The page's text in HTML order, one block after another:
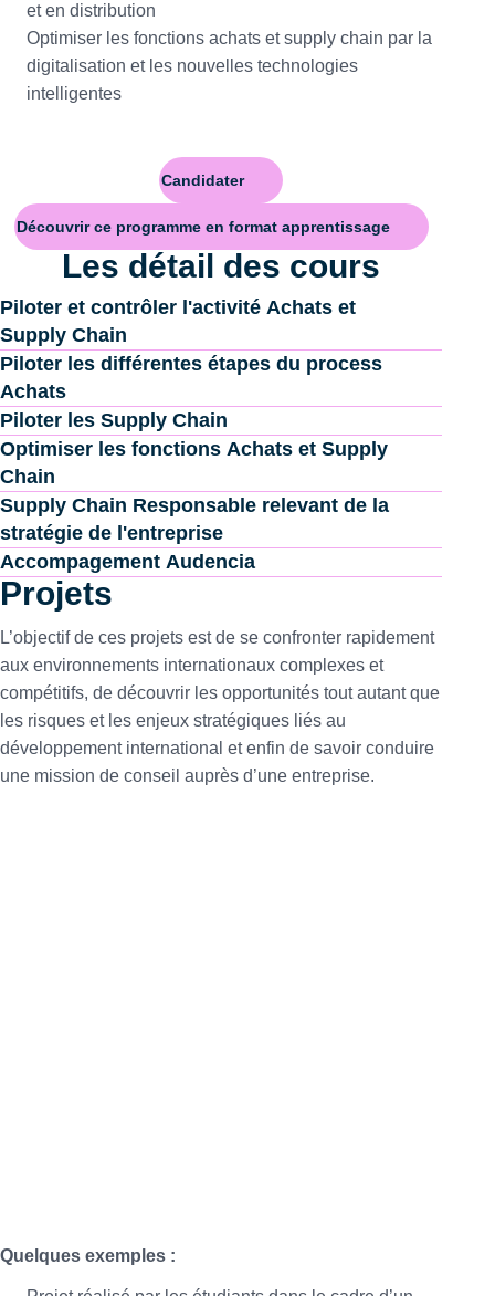
et en distribution
Optimiser les fonctions achats et supply chain par la
digitalisation et les nouvelles technologies
intelligentes
Candidater
Découvrir ce programme en format apprentissage
Les détail des cours
Piloter et contrôler l'activité Achats et
Supply Chain
Piloter les différentes étapes du process
Achats
Piloter les Supply Chain
Optimiser les fonctions Achats et Supply
Chain
Supply Chain Responsable relevant de la
stratégie de l'entreprise
Accompagement Audencia
Projets
L’objectif de ces projets est de se confronter rapidement
aux environnements internationaux complexes et
compétitifs, de découvrir les opportunités tout autant que
les risques et les enjeux stratégiques liés au
développement international et enfin de savoir conduire
une mission de conseil auprès d’une entreprise.
Quelques exemples :